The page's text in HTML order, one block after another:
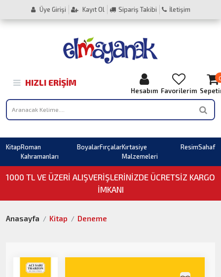
Üye Girişi Kayıt Ol Sipariş Takibi İletişim
HIZLI ERIŞIM
Hesabım Favorilerim
KitapRoman
Kahramanları
BoyalarFırçalarKırtasiye
Malzemeleri
ResimSahaf
1000 TL VE ÜZERI ALIŞVERIŞLERINIZDE ÜCRETSİZ KARGO
İMKANI
Anasayfa Kitap Deneme